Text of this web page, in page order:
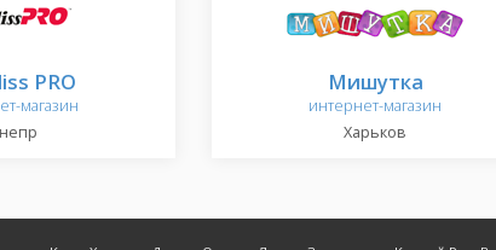
PRO
магазин
Мишутка
интернет-магазин
Харьков